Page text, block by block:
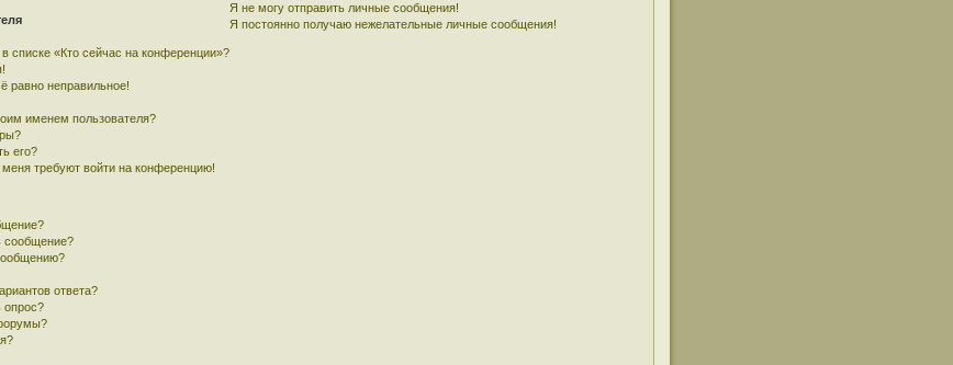
списке «Кто сейчас на конференции»?
равно неправильное!
именем пользователя?
его?
требуют войти на конференцию!
сообщение?
ответа?
опрос?
Я не могу отправить личные сообщения!
Я постоянно получаю нежелательные личные сообщения!